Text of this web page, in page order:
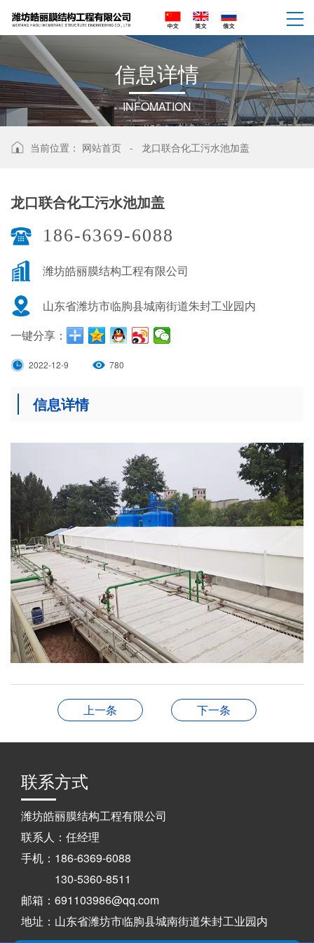
信息详情
INFOMATION
当前位置： 网站首页 - 龙口联合化工污水池加盖
龙口联合化工污水池加盖
186-6369-6088
潍坊皓丽膜结构工程有限公司
山东省潍坊市临朐县城南街道朱封工业园内
一键分享：
2022-12-9 780
信息详情
上一条 下一条
联系方式
潍坊皓丽膜结构工程有限公司
联系人：任经理
手机：186-6369-6088
130-5360-8511
邮箱：691103986@qq.com
地址：山东省潍坊市临朐县城南街道朱封工业园内